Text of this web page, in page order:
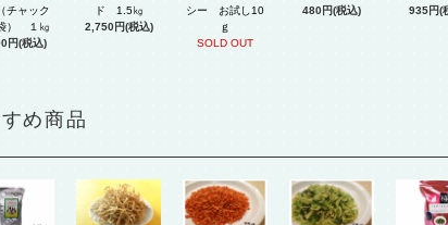
チャック
） １㎏
円(税込)
ド 1.5㎏
2,750円(税込)
シー お試し10
ｇ
SOLD OUT
480円(税込)
935円(
め商品